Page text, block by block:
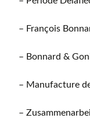
– François
– Bonnard &
– Manufacture
–